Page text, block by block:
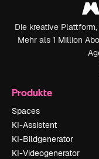
Die kreative
Mehr als 1 Million
Produkte
Spaces
KI-Assistent
KI-Bildgenerator
KI-Videogenerator